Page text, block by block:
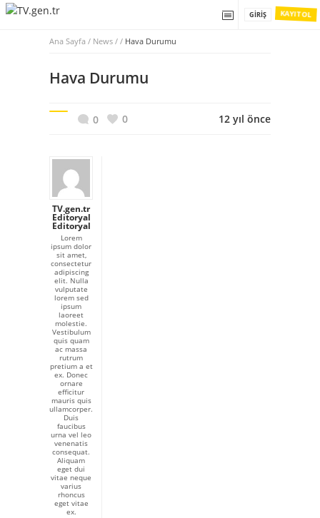
KAYIT OL
GIRIŞ
Ana Sayfa / News / / Hava Durumu
Hava Durumu
0 0 12 yıl önce
TV.gen.tr
Editoryal
Editoryal
Lorem
ipsum dolor
sit amet,
consectetur
adipiscing
elit. Nulla
vulputate
lorem sed
ipsum
laoreet
molestie.
Vestibulum
quis quam
ac massa
rutrum
pretium a et
ex. Donec
ornare
efficitur
mauris quis
ullamcorper.
Duis
faucibus
urna vel leo
venenatis
consequat.
Aliquam
eget dui
vitae neque
varius
rhoncus
eget vitae
ex.